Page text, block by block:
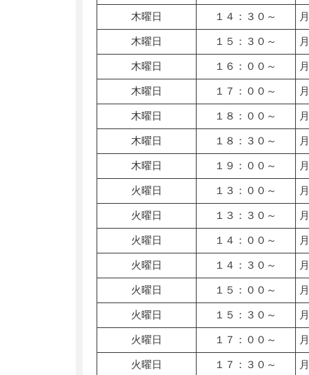
木曜日 １４：３０～
木曜日 １５：３０～
木曜日 １６：００～
木曜日 １７：００～
木曜日 １８：００～
木曜日 １８：３０～
木曜日 １９：００～
火曜日 １３：００～
火曜日 １３：３０～
火曜日 １４：００～
火曜日 １４：３０～
火曜日 １５：００～
火曜日 １５：３０～
火曜日 １７：００～
火曜日 １７：３０～